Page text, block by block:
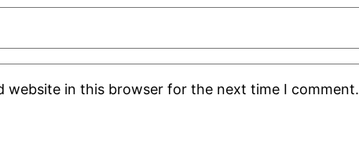
website in this browser for the next time I comment.